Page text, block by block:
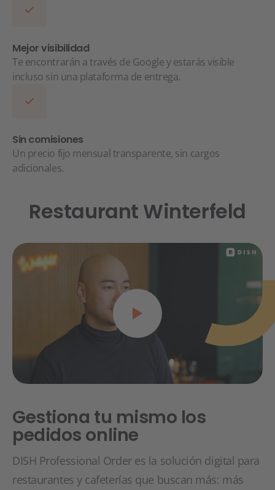
Mejor visibilidad
Te encontrarán a través de Google y estarás visible
incluso sin una plataforma de entrega.
Sin comisiones
Un precio fijo mensual transparente, sin cargos
adicionales.
Restaurant Winterfeld
Gestiona tu mismo los
pedidos online
DISH Professional Order es la solución digital para
restaurantes y cafeterías que buscan más: más